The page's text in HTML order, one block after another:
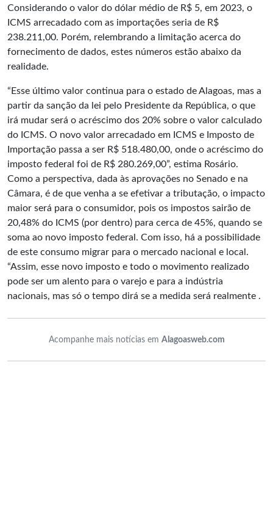
Considerando o valor do dólar médio de R$ 5, em 2023, o
ICMS arrecadado com as importações seria de R$
238.211,00. Porém, relembrando a limitação acerca do
fornecimento de dados, estes números estão abaixo da
realidade.
“Esse último valor continua para o estado de Alagoas, mas a
partir da sanção da lei pelo Presidente da República, o que
irá mudar será o acréscimo dos 20% sobre o valor calculado
do ICMS. O novo valor arrecadado em ICMS e Imposto de
Importação passa a ser R$ 518.480,00, onde o acréscimo do
imposto federal foi de R$ 280.269,00”, estima Rosário.
Como a perspectiva, dada às aprovações no Senado e na
Câmara, é de que venha a se efetivar a tributação, o impacto
maior será para o consumidor, pois os impostos sairão de
20,48% do ICMS (por dentro) para cerca de 45%, quando se
soma ao novo imposto federal. Com isso, há a possibilidade
de este consumo migrar para o mercado nacional e local.
“Assim, esse novo imposto e todo o movimento realizado
pode ser um alento para o varejo e para a indústria
nacionais, mas só o tempo dirá se a medida será realmente .
Acompanhe mais notícias em Alagoasweb.com